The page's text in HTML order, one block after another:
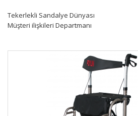
Tekerlekli Sandalye Dünyası
Müşteri ilişkileri Departmanı